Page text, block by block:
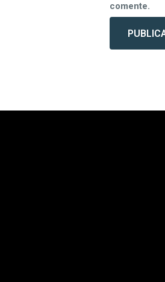
comente.